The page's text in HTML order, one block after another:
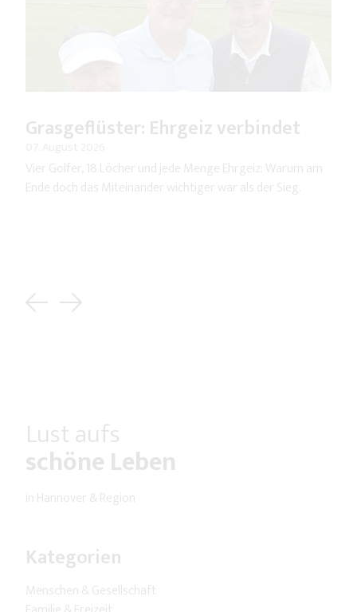
Grasgeflüster: Ehrgeiz verbindet
Vier Golfer, 18 Löcher und jede Menge Ehrgeiz: Warum am
Ende doch das Miteinander wichtiger war als der Sieg.
Previous
Lust aufs
schöne Leben
in Hannover & Region
Kategorien
Menschen & Gesellschaft